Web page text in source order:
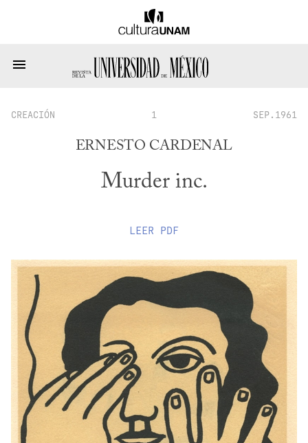
CREACIÓN 1 SEP.1961
ERNESTO CARDENAL
Murder inc.
LEER PDF